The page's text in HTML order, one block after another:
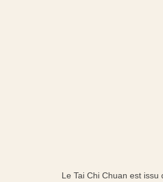
Le Tai Chi Chuan est